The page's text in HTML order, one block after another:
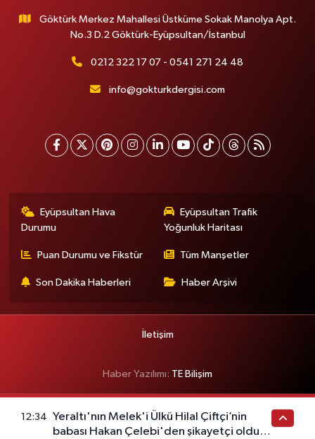
Göktürk Merkez Mahallesi Üstküme Sokak Manolya Apt.
No.3 D.2 Göktürk-Eyüpsultan/İstanbul
0212 322 17 07 - 0541 271 24 48
info@gokturkdergisi.com
Eyüpsultan Hava
Durumu
Eyüpsultan Trafik
Yoğunluk Haritası
Puan Durumu ve Fikstür Tüm Manşetler
Son Dakika Haberleri Haber Arşivi
İletişim
Haber Yazılımı: TE Bilişim
12:34
Yeraltı'nın Melek'i Ülkü Hilal Çiftçi’nin
babası Hakan Çelebi'den şikayetçi oldu!